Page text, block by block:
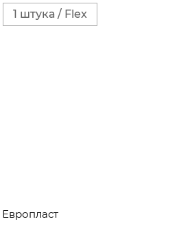
1 штука / Flex
Европласт